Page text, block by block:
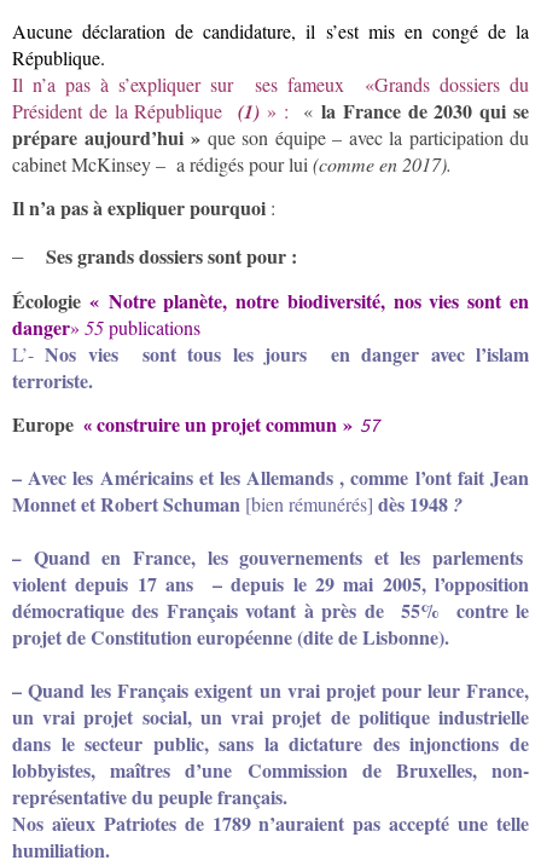
Aucune déclaration de candidature, il s’est mis en congé de la
République.
Il n’a pas à s’expliquer sur
ses fameux «Grands dossiers du
Président de la République (1) » : «la France de 2030 qui se
prépare aujourd’hui » que son équipe – avec la participation du
cabinet McKinsey – a rédigés pour lui (comme en 2017).
Il n’a pas à expliquer pourquoi :
– Ses grands dossierssont pour :
Écologie « Notre planète, notre biodiversité, nos vies sont en
danger» 55publications
L’-Nos vies sont tous les jours en danger avec l’islam
terroriste.
Europe « construire un projet commun » 57
– Avec les Américains et les Allemands , comme l’ont fait Jean
Monnet et Robert Schuman [bien rémunérés] dès 1948 ?
– Quand en France, les gouvernements et les parlements
violent depuis 17 ans – depuis le 29 mai 2005, l’opposition
démocratique des Français votant à près de 55% contre le
projet de Constitution européenne (dite de Lisbonne).
– Quand les Français exigent un vrai projet pour leur France,
un vrai projet social, un vrai projet de politique industrielle
dans le secteur public, sans la dictature des injonctions de
lobbyistes, maîtres d’une Commission de Bruxelles, non-
représentative du peuple français.
Nos aïeux Patriotes de 1789 n’auraient pas accepté une telle
humiliation.